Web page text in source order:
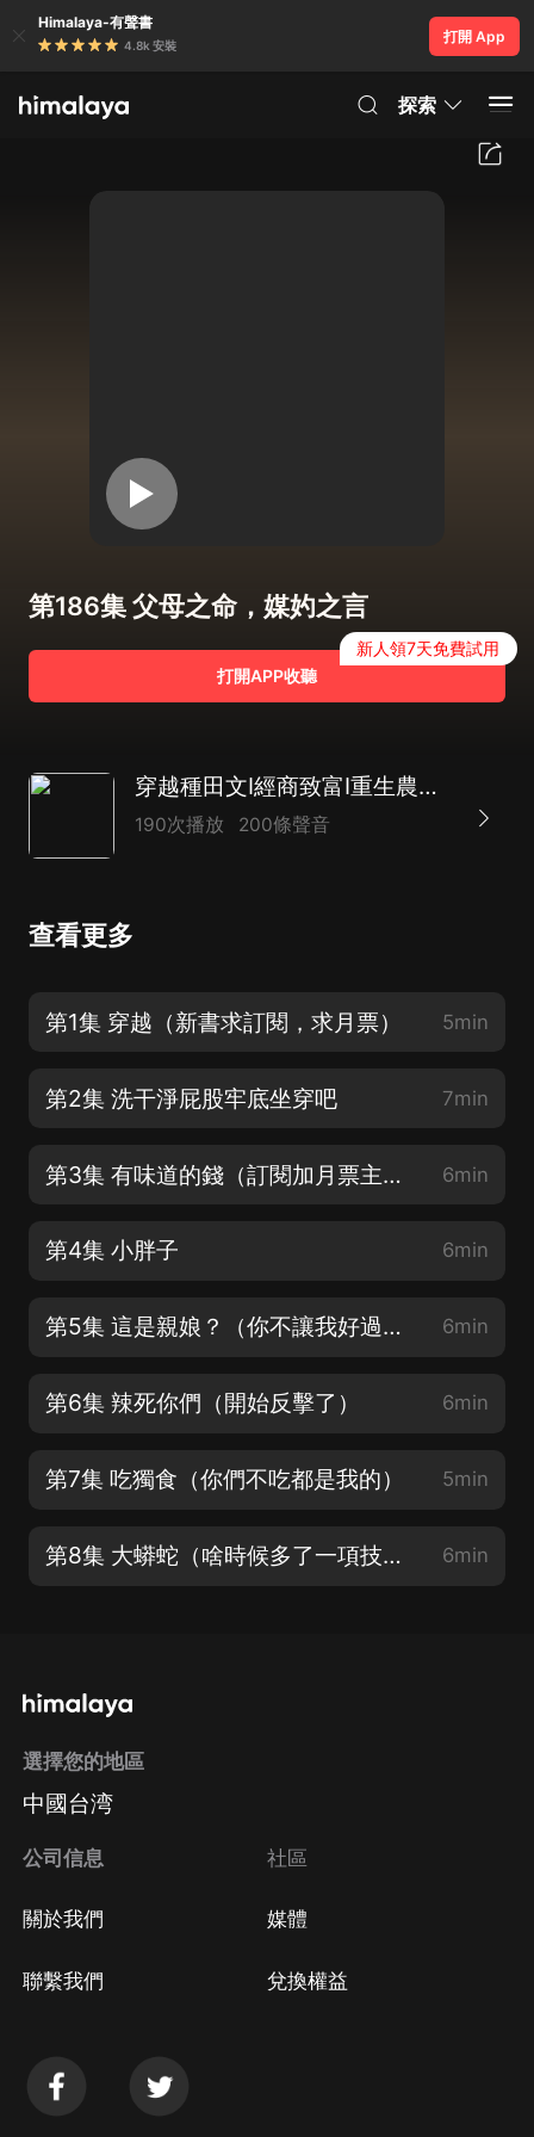
Himalaya-有聲書
4.8k 安裝
打開 App
探索
第186集 父母之命，媒妁之言
打開APP收聽
新人領7天免費試用
穿越種田文I經商致富I重生農女；獵戶家的小娘子I田耕紀同款
190次播放 200條聲音
查看更多
第1集 穿越（新書求訂閱，求月票） 5min
第2集 洗干淨屁股牢底坐穿吧 7min
第3集 有味道的錢（訂閱加月票主播爆更） 6min
第4集 小胖子 6min
第5集 這是親娘？（你不讓我好過，那就只有) 6min
第6集 辣死你們（開始反擊了） 6min
第7集 吃獨食（你們不吃都是我的） 5min
第8集 大蟒蛇（啥時候多了一項技能） 6min
選擇您的地區
中國台湾
公司信息
關於我們
聯繫我們
社區
媒體
兌換權益